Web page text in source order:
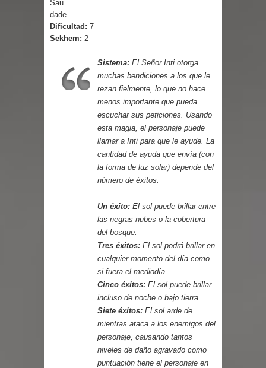
Sau
dade
Dificultad: 7
Sekhem: 2
Sistema: El Señor Inti otorga
muchas bendiciones a los que le
rezan fielmente, lo que no hace
menos importante que pueda
escuchar sus peticiones. Usando
esta magia, el personaje puede
llamar a Inti para que le ayude. La
cantidad de ayuda que envía (con
la forma de luz solar) depende del
número de éxitos.
Un éxito: El sol puede brillar entre
las negras nubes o la cobertura
del bosque.
Tres éxitos: El sol podrá brillar en
cualquier momento del día como
si fuera el mediodía.
Cinco éxitos: El sol puede brillar
incluso de noche o bajo tierra.
Siete éxitos: El sol arde de
mientras ataca a los enemigos del
personaje, causando tantos
niveles de daño agravado como
puntuación tiene el personaje en